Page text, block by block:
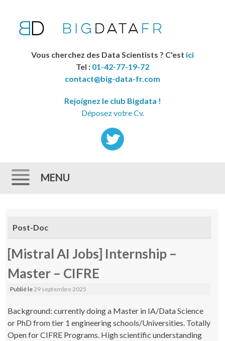
Vous cherchez des Data Scientists ? C'est ici
Tel : 01-42-77-19-72
contact@big-data-fr.com
Rejoignez le club Bigdata !
Déposez votre Cv.
MENU
Post-Doc
[Mistral AI Jobs] Internship –
Master – CIFRE
Publié le 29 septembre 2025
Background: currently doing a Master in IA/Data Science
or PhD from tier 1 engineering schools/Universities. Totally
Open for CIFRE Programs. High scientific understanding